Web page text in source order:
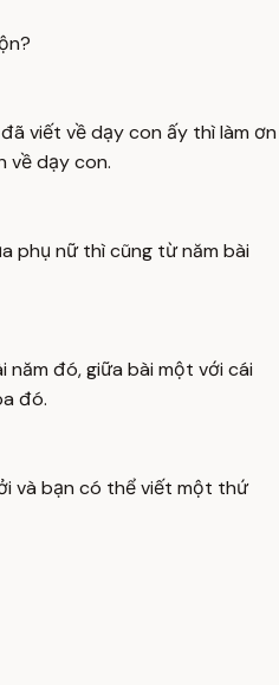
viết về dạy con ấy thì làm ơn
về dạy con.
phụ nữ thì cũng từ năm bài
năm đó, giữa bài một với cái
đó.
và bạn có thể viết một thứ